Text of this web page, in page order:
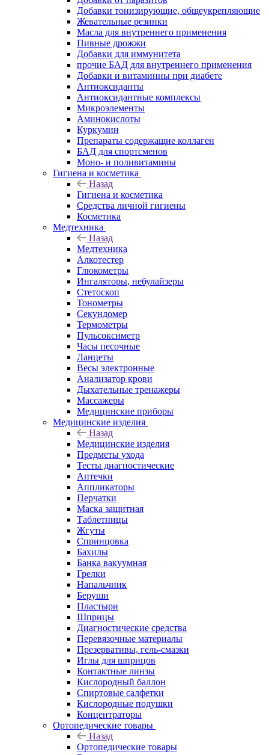
Добавки тонизирующие, общеукрепляющие
Жевательные резинки
Масла для внутреннего применения
Пивные дрожжи
Добавки для иммунитета
прочие БАД для внутреннего применения
Добавки и витаминны при диабете
Антиоксиданты
Антиоксидантные комплексы
Микроэлементы
Аминокислоты
Куркумин
Препараты содержащие коллаген
БАД для спортсменов
Моно- и поливитамины
Гигиена и косметика
Назад
Гигиена и косметика
Средства личной гигиены
Косметика
Медтехника
Назад
Медтехника
Алкотестер
Глюкометры
Ингаляторы, небулайзеры
Стетоскоп
Тонометры
Секундомер
Термометры
Пульсоксиметр
Часы песочные
Ланцеты
Весы электронные
Анализатор крови
Дыхательные тренажеры
Массажеры
Медицинские приборы
Медицинские изделия
Назад
Медицинские изделия
Предметы ухода
Тесты диагностические
Аптечки
Аппликаторы
Перчатки
Маска защитная
Таблетницы
Жгуты
Спринцовка
Бахилы
Банка вакуумная
Грелки
Напальчник
Беруши
Пластыри
Шприцы
Диагностические средства
Перевязочные материалы
Презервативы, гель-смазки
Иглы для шприцов
Контактные линзы
Кислородный баллон
Спиртовые салфетки
Кислородные подушки
Концентраторы
Ортопедические товары
Назад
Ортопедические товары